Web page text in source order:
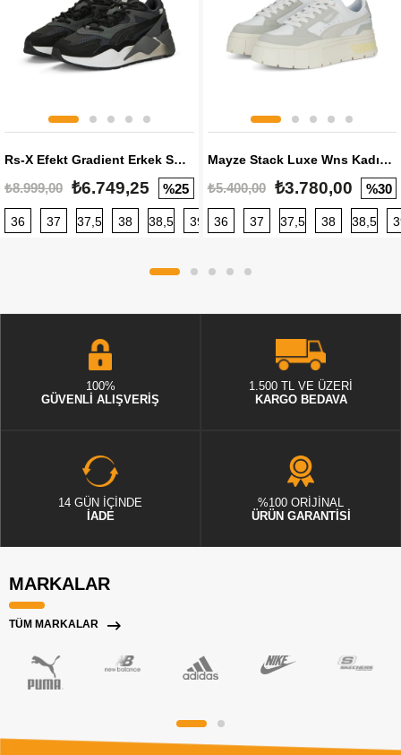
Rs-X Efekt Gradient Erkek Sneaker
₺8.999,00 ₺6.749,25 %25
36 37 37,5 38 38,5 39 40 40,5 41 42 42,5
Mayze Stack Luxe Wns Kadın Sneaker
₺5.400,00 ₺3.780,00 %30
36 37 37,5 38 38,5
100%
GÜVENLİ ALIŞVERİŞ
1.500 TL VE ÜZERİ
KARGO BEDAVA
14 GÜN İÇİNDE
İADE
%100 ORİJİNAL
ÜRÜN GARANTİSİ
MARKALAR
TÜM MARKALAR